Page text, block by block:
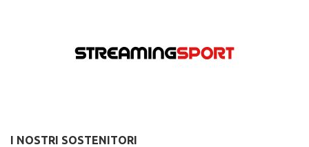
I NOSTRI SOSTENITORI